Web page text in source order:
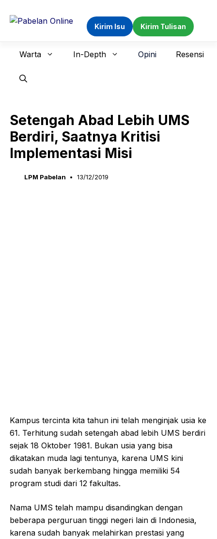
Kirim Isu Kirim Tulisan
Warta In-Depth Opini Resensi
Setengah Abad Lebih UMS
Berdiri, Saatnya Kritisi
Implementasi Misi
LPM Pabelan 13/12/2019
Kampus tercinta kita tahun ini telah menginjak usia ke
61. Terhitung sudah setengah abad lebih UMS berdiri
sejak 18 Oktober 1981. Bukan usia yang bisa
dikatakan muda lagi tentunya, karena UMS kini
sudah banyak berkembang hingga memiliki 54
program studi dari 12 fakultas.
Nama UMS telah mampu disandingkan dengan
beberapa perguruan tinggi negeri lain di Indonesia,
karena sudah banyak melahirkan prestasi yang